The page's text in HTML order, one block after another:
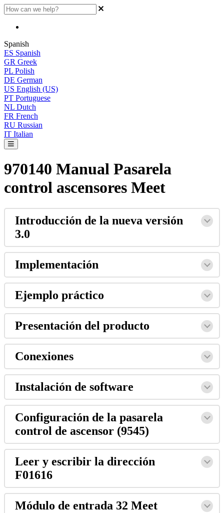
Spanish
ES Spanish
GR Greek
PL Polish
DE German
US English (US)
PT Portuguese
NL Dutch
FR French
RU Russian
IT Italian
970140 Manual Pasarela
control ascensores Meet
Introducción de la nueva versión
3.0
Implementación
Ejemplo práctico
Presentación del producto
Conexiones
Instalación de software
Configuración de la pasarela
control de ascensor (9545)
Leer y escribir la dirección
F01616
Módulo de entrada 32 Meet